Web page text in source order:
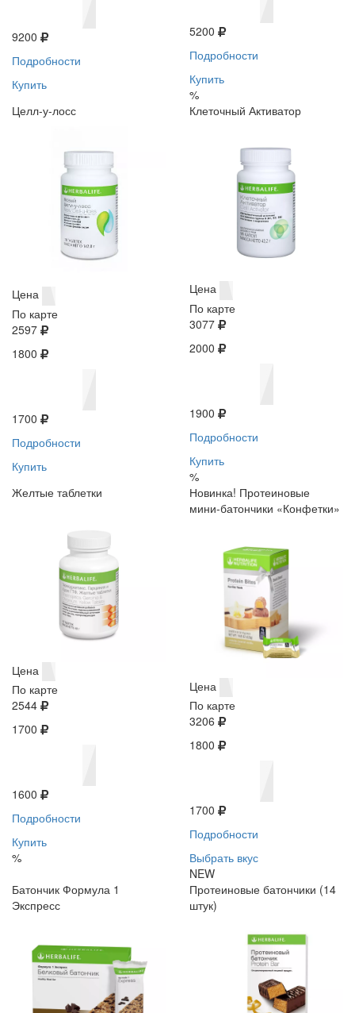
9200
Подробности
Купить
5200
Подробности
Купить
%
Целл-у-лосс
Цена
По карте
2597
1800
1700
Подробности
Купить
Клеточный Активатор
Цена
По карте
3077
2000
1900
Подробности
Купить
%
Желтые таблетки
Цена
По карте
2544
1700
1600
Подробности
Купить
%
Новинка! Протеиновые
мини-батончики «Конфетки»
Цена
По карте
3206
1800
1700
Подробности
Выбрать вкус
NEW
Батончик Формула 1
Экспресс
Протеиновые батончики (14
штук)